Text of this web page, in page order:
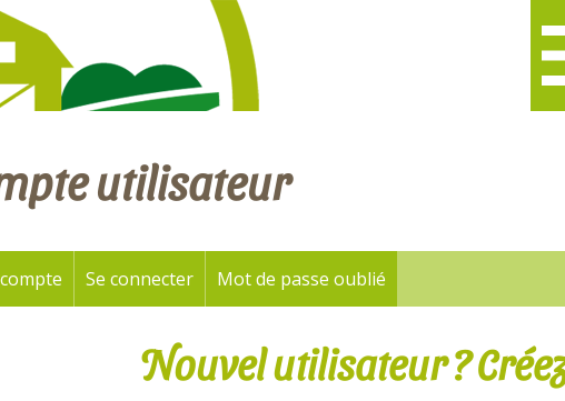
utilisateur
Se connecter (onglet actif)
Mot de passe oublié
Nouvel utilisateur ?